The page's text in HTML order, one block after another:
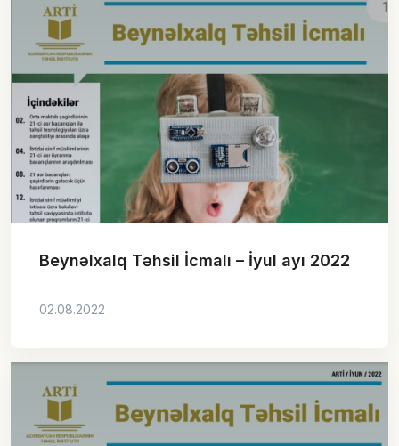
Beynəlxalq Təhsil İcmalı – İyul ayı 2022
02.08.2022